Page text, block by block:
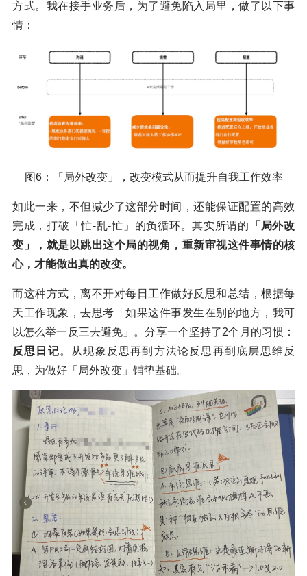
方式。我在接手业务后，为了避免陷入局里，做了以下事
情：
图6：「局外改变」，改变模式从而提升自我工作效率
如此一来，不但减少了这部分时间，还能保证配置的高效
完成，打破「忙-乱-忙」的负循环。其实所谓的
「局外改
变」，就是以跳出这个局的视角，重新审视这件事情的核
心，才能做出真的改变。
而这种方式，离不开对每日工作做好反思和总结，根据每
天工作现象，去思考「如果这件事发生在别的地方，我可
以怎么举一反三去避免」。分享一个坚持了2个月的习惯：
反思日记。从现象反思再到方法论反思再到底层思维反
思，为做好「局外改变」铺垫基础。